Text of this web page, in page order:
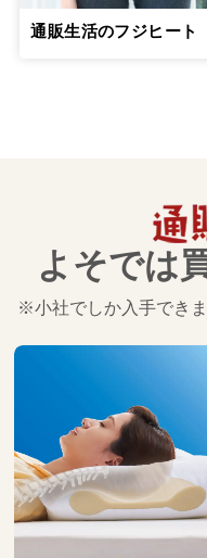
通販生活のフジヒート
よそでは
※小社でしか入手でき